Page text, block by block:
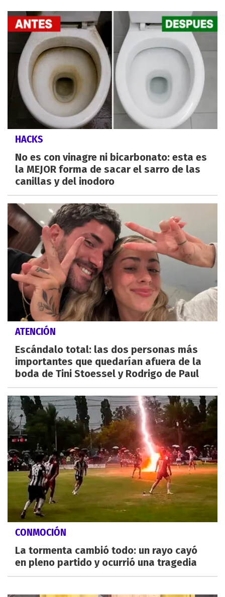
HACKS
No es con vinagre ni bicarbonato: esta es
la MEJOR forma de sacar el sarro de las
canillas y del inodoro
ATENCIÓN
Escándalo total: las dos personas más
importantes que quedarían afuera de la
boda de Tini Stoessel y Rodrigo de Paul
CONMOCIÓN
La tormenta cambió todo: un rayo cayó
en pleno partido y ocurrió una tragedia